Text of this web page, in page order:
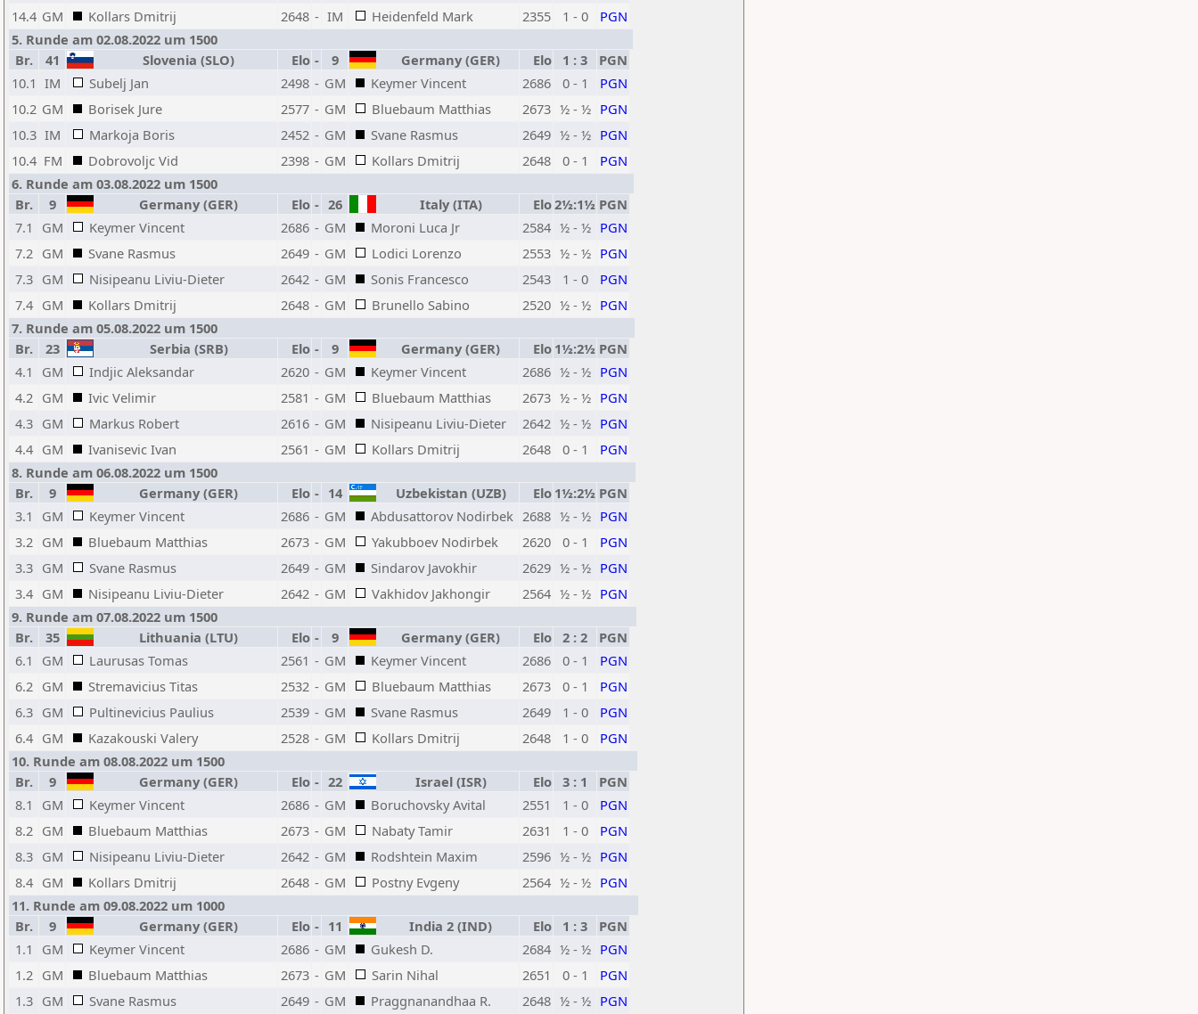
14.4 GM Kollars Dmitrij 2648 - IM Heidenfeld Mark 2355 1 - 0
PGN
5. Runde am 02.08.2022 um 1500
Br.
41 Slovenia (SLO) Elo - 9 Germany (GER) Elo 1 : 3
PGN
10.1 IM Subelj Jan 2498 - GM Keymer Vincent 2686 0 - 1
PGN
10.2 GM Borisek Jure 2577 - GM Bluebaum Matthias 2673 ½ - ½ PGN
10.3 IM Markoja Boris 2452 - GM Svane Rasmus 2649 ½ - ½ PGN
10.4 FM Dobrovoljc Vid 2398 - GM Kollars Dmitrij 2648 0 - 1
PGN
6. Runde am 03.08.2022 um 1500
Br.
9 Germany (GER) Elo - 26 Italy (ITA) Elo2½:1½ PGN
7.1
GM Keymer Vincent 2686 - GM Moroni Luca Jr 2584 ½ - ½ PGN
7.2 GM Svane Rasmus 2649 - GM Lodici Lorenzo 2553 ½ - ½ PGN
7.3 GM Nisipeanu Liviu-Dieter 2642 - GM Sonis Francesco 2543 1 - 0
PGN
7.4 GM Kollars Dmitrij 2648 - GM Brunello Sabino 2520 ½ - ½ PGN
7. Runde am 05.08.2022 um 1500
Br.
23 Serbia (SRB) Elo - 9 Germany (GER) Elo 1½:2½ PGN
4.1
GM Indjic Aleksandar 2620 - GM Keymer Vincent 2686 ½ - ½ PGN
4.2 GM Ivic Velimir 2581 - GM Bluebaum Matthias 2673 ½ - ½ PGN
4.3 GM Markus Robert 2616 - GM Nisipeanu Liviu-Dieter 2642 ½ - ½ PGN
4.4 GM Ivanisevic Ivan 2561 - GM Kollars Dmitrij 2648 0 - 1
PGN
8. Runde am 06.08.2022 um 1500
Br.
9 Germany (GER) Elo - 14 Uzbekistan (UZB) Elo 1½:2½ PGN
3.1
GM Keymer Vincent 2686 - GM Abdusattorov Nodirbek 2688 ½ - ½ PGN
3.2 GM Bluebaum Matthias 2673 - GM Yakubboev Nodirbek 2620 0 - 1
PGN
3.3 GM Svane Rasmus 2649 - GM Sindarov Javokhir 2629 ½ - ½ PGN
3.4 GM Nisipeanu Liviu-Dieter 2642 - GM Vakhidov Jakhongir 2564 ½ - ½ PGN
9. Runde am 07.08.2022 um 1500
Br.
35 Lithuania (LTU) Elo - 9 Germany (GER) Elo 2 : 2
PGN
6.1
GM Laurusas Tomas 2561 - GM Keymer Vincent 2686 0 - 1
PGN
6.2 GM Stremavicius Titas 2532 - GM Bluebaum Matthias 2673 0 - 1
PGN
6.3 GM Pultinevicius Paulius 2539 - GM Svane Rasmus 2649 1 - 0
PGN
6.4 GM Kazakouski Valery 2528 - GM Kollars Dmitrij 2648 1 - 0
PGN
10. Runde am 08.08.2022 um 1500
Br.
9 Germany (GER) Elo - 22 Israel (ISR) Elo 3 : 1
PGN
8.1
GM Keymer Vincent 2686 - GM Boruchovsky Avital 2551 1 - 0
PGN
8.2 GM Bluebaum Matthias 2673 - GM Nabaty Tamir 2631 1 - 0
PGN
8.3 GM Nisipeanu Liviu-Dieter 2642 - GM Rodshtein Maxim 2596 ½ - ½ PGN
8.4 GM Kollars Dmitrij 2648 - GM Postny Evgeny 2564 ½ - ½ PGN
11. Runde am 09.08.2022 um 1000
Br.
9 Germany (GER) Elo - 11 India 2 (IND) Elo 1 : 3
PGN
1.1
GM Keymer Vincent 2686 - GM Gukesh D. 2684 ½ - ½ PGN
1.2 GM Bluebaum Matthias 2673 - GM Sarin Nihal 2651 0 - 1
PGN
1.3 GM Svane Rasmus 2649 - GM Praggnanandhaa R. 2648 ½ - ½ PGN